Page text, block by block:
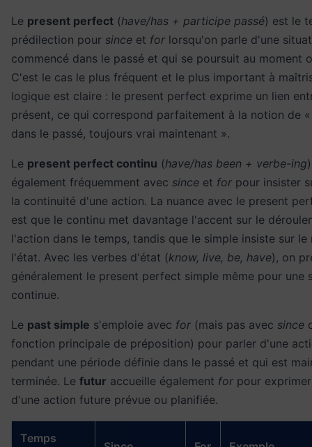
Le present perfect (have/has + participe passé) est le
prédilection pour since et for lorsqu'on parle d'une
commencé dans le passé et qui se poursuit au moment
C'est le cas le plus fréquent et le plus important à
logique est claire : le present perfect exprime un lien
présent, ce qui correspond parfaitement à la notion de
dans le passé, toujours vrai maintenant ».
Le present perfect continu (have/has been + verbe-ing
également fréquemment avec since et for pour insister
la continuité d'une action. La nuance avec le present
est que le continu met davantage l'accent sur le
l'action dans le temps, tandis que le simple insiste sur le
l'état. Avec les verbes d'état (know, live, be, have), on
généralement le present perfect simple même pour une
continue.
Le past simple s'emploie avec for (mais pas avec since
fonction principale de préposition) pour parler d'une
pendant une période définie dans le passé et qui est
terminée. Le futur accueille également for pour
d'une action future prévue ou planifiée.
Temps